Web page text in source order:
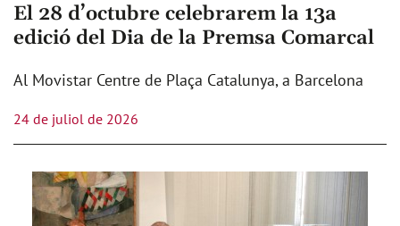
El 28 d’octubre celebrarem la 13a
edició del Dia de la Premsa Comarcal
Al Movistar Centre de Plaça Catalunya, a Barcelona
24 de juliol de 2026